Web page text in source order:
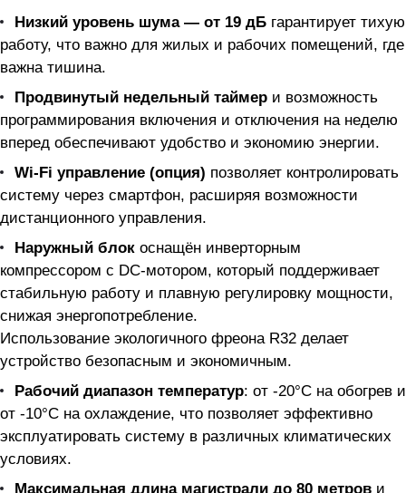
Низкий уровень шума — от 19 дБ гарантирует тихую
работу, что важно для жилых и рабочих помещений, где
важна тишина.
Продвинутый недельный таймер и возможность
программирования включения и отключения на неделю
вперед обеспечивают удобство и экономию энергии.
Wi-Fi управление (опция) позволяет контролировать
систему через смартфон, расширяя возможности
дистанционного управления.
Наружный блок оснащён инверторным
компрессором с DC-мотором, который поддерживает
стабильную работу и плавную регулировку мощности,
снижая энергопотребление.
Использование экологичного фреона R32 делает
устройство безопасным и экономичным.
Рабочий диапазон температур: от -20°C на обогрев и
от -10°C на охлаждение, что позволяет эффективно
эксплуатировать систему в различных климатических
условиях.
Максимальная длина магистрали до 80 метров и